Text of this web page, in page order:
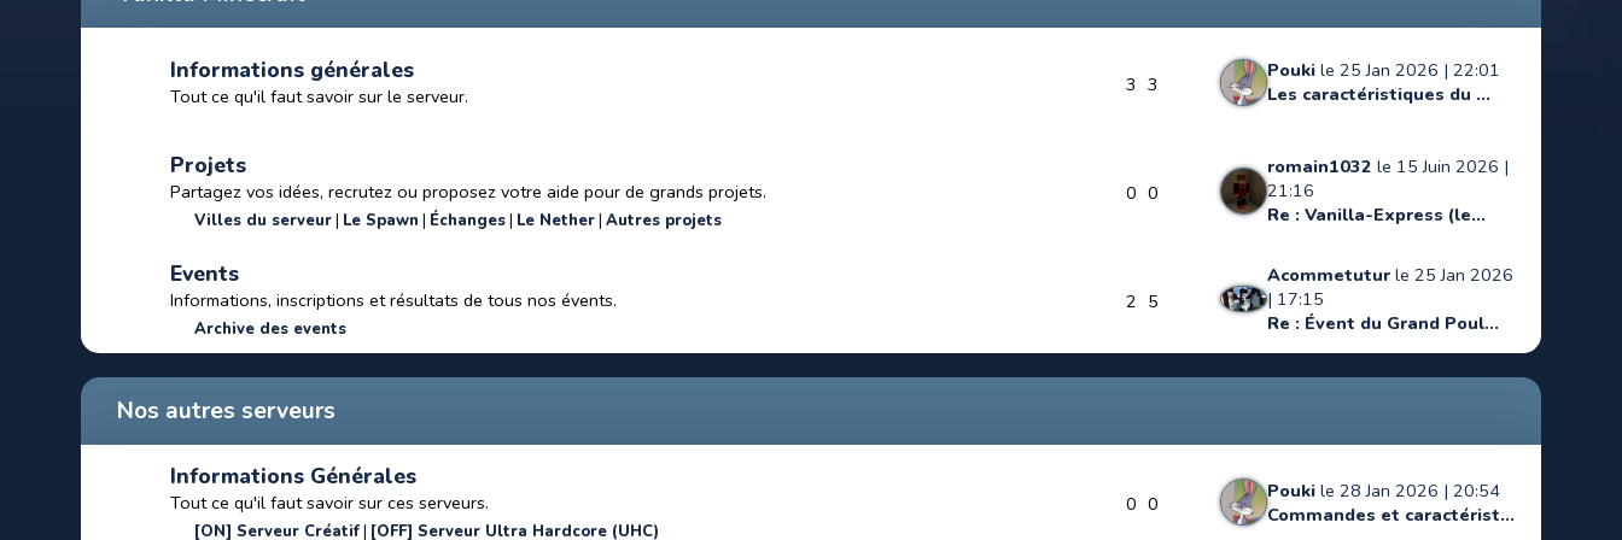
Informations générales
Tout ce qu'il faut savoir sur le serveur.
3 3
Poukile 25 Jan 2026 | 22:01
Les caractéristiques du ...
Projets
Partagez vos idées, recrutez ou proposez votre aide pour de grands projets.
Villes du serveur Le Spawn Échanges Le Nether Autres projets
0 0
romain1032 le 15 Juin 2026 |
21:16
Re : Vanilla-Express (le...
Events
Informations, inscriptions et résultats de tous nos évents.
Archive des events
2 5
Acommetuturle 25 Jan 2026
| 17:15
Re : Évent du Grand Poul...
Nos autres serveurs
Informations Générales
Tout ce qu'il faut savoir sur ces serveurs.
[ON] Serveur Créatif [OFF] Serveur Ultra Hardcore (UHC)
0 0
Poukile 28 Jan 2026 | 20:54
Commandes et caractérist...